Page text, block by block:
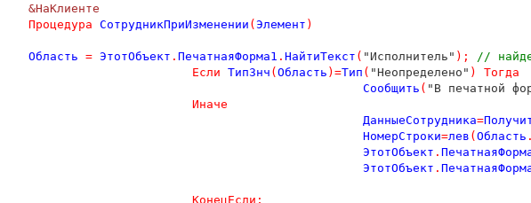
&НаКлиенте
Процедура СотрудникПриИзменении (Элемент )
Область = ЭтотОбъект . ПечатнаяФорма1 . НайтиТекст ( "Исполнитель" );
//
Если ТипЗнч (Область )=Тип ( "Неопределено" )
Тогда
Сообщить ( "В печатной
Иначе
ДанныеСотрудника=
НомерСтроки=лев (Область .
ЭтотОбъект .
ЭтотОбъект .
КонецЕсли ;